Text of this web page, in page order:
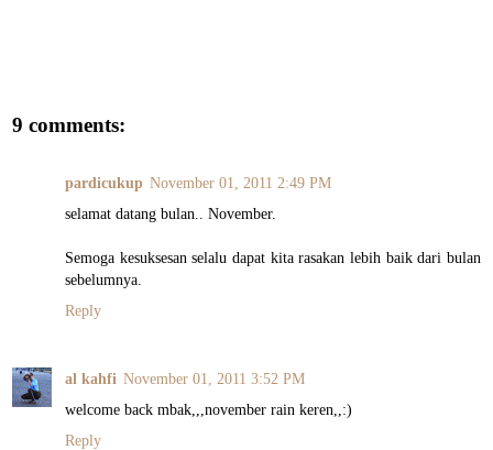
9 comments:
pardicukup November 01, 2011 2:49 PM
selamat datang bulan.. November.
Semoga kesuksesan selalu dapat kita rasakan lebih baik dari bulan
sebelumnya.
Reply
al kahfi November 01, 2011 3:52 PM
welcome back mbak,,,november rain keren,,:)
Reply